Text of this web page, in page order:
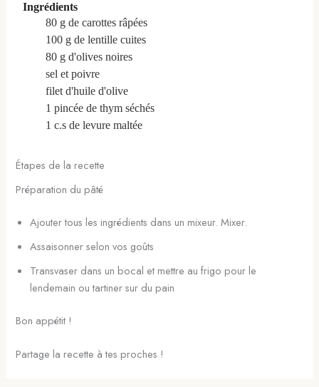
Ingrédients
80 g de carottes râpées
100 g de lentille cuites
80 g d'olives noires
sel et poivre
filet d'huile d'olive
1 pincéede thym séchés
1 c.sde levure maltée
Étapes de la recette
Préparation du pâté
Ajouter tous les ingrédients dans un mixeur. Mixer.
Assaisonner selon vos goûts
Transvaser dans un bocal et mettre au frigo pour le
lendemain ou tartiner sur du pain
Bon appétit !
Partage la recette à tes proches !